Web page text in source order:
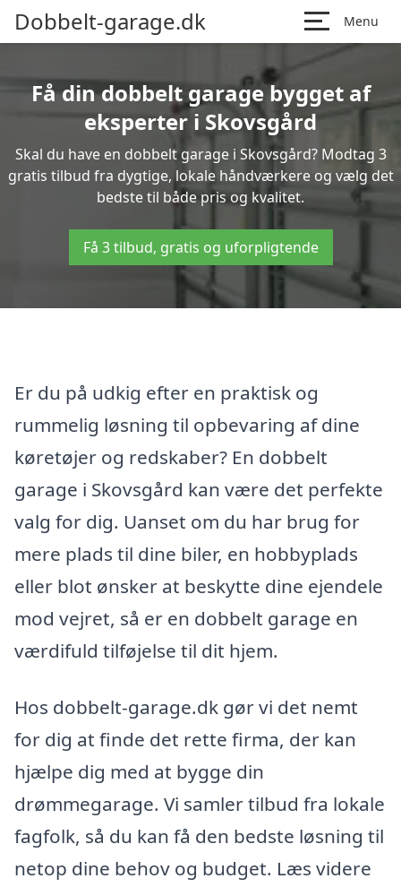
Dobbelt-garage.dk Menu
Få din dobbelt garage bygget af
eksperter i Skovsgård
Skal du have en dobbelt garage i Skovsgård? Modtag 3
gratis tilbud fra dygtige, lokale håndværkere og vælg det
bedste til både pris og kvalitet.
Få 3 tilbud, gratis og uforpligtende
Er du på udkig efter en praktisk og
rummelig løsning til opbevaring af dine
køretøjer og redskaber? En dobbelt
garage i Skovsgård kan være det perfekte
valg for dig. Uanset om du har brug for
mere plads til dine biler, en hobbyplads
eller blot ønsker at beskytte dine ejendele
mod vejret, så er en dobbelt garage en
værdifuld tilføjelse til dit hjem.
Hos dobbelt-garage.dk gør vi det nemt
for dig at finde det rette firma, der kan
hjælpe dig med at bygge din
drømmegarage. Vi samler tilbud fra lokale
fagfolk, så du kan få den bedste løsning til
netop dine behov og budget. Læs videre